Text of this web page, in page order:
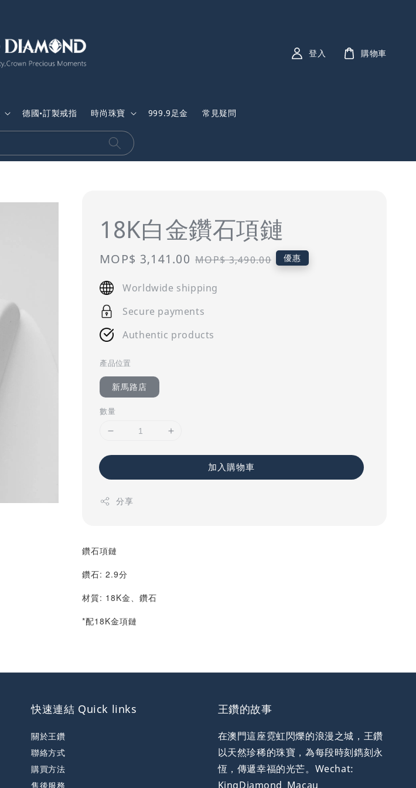
德國•訂製戒指 時尚珠寶 999.9足金 常見疑問
登入 購物車
18K白金鑽石項鏈
Sale
MOP$ 3,141.00 Regular
MOP$ 3,490.00 優惠
Worldwide shipping
Secure payments
Authentic products
產品位置
新馬路店
數量
加入購物車
分享
鑽石項鏈
鑽石: 2.9分
材質: 18K金、鑽石
*配18K金項鏈
快速連結 Quick links
關於王鑽
聯絡方式
購買方法
售後服務
王鑽的故事
在澳門這座霓虹閃爍的浪漫之城，王鑽
以天然珍稀的珠寶，為每段時刻鐫刻永
恆，傳遞幸福的光芒。Wechat:
KingDiamond_Macau